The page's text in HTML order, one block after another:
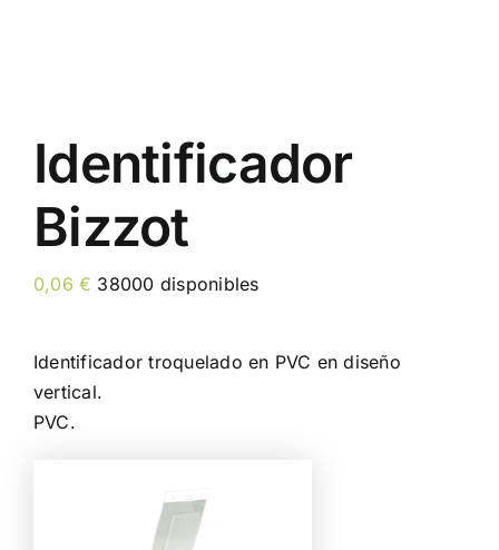
Identificador
Bizzot
0,06€ 38000 disponibles
Identificador troquelado en PVC en diseño
vertical.
PVC.